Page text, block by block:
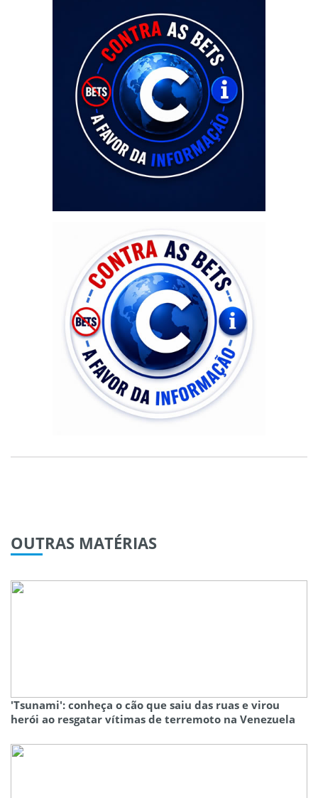
OUTRAS MATÉRIAS
'Tsunami': conheça o cão que saiu das ruas e virou
herói ao resgatar vítimas de terremoto na Venezuela